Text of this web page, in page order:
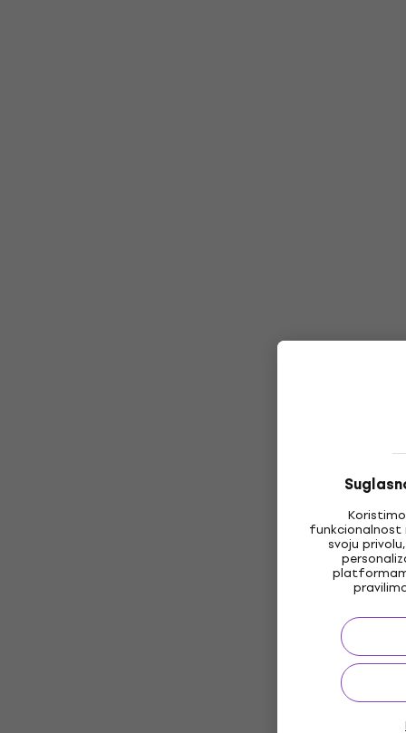
funkcionalnost
svoju